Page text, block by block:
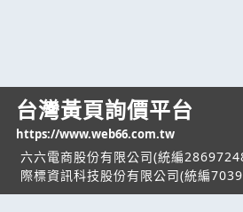
台灣黃頁詢價平台
https://www.web66.com.tw
六六電商股份有限公司(統編
際標資訊科技股份有限公司(統編